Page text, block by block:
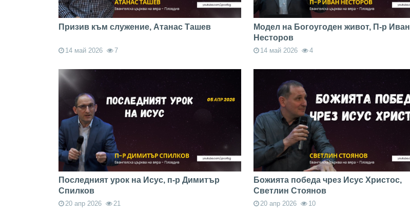
Призив към служение, Атанас Ташев
14 май 2026 7
Модел на Богоугоден живот, П-р Иван
Несторов
14 май 2026 4
Последният урок на Исус, п-р Димитър
Спилков
20 апр 2026 21
Божията победа чрез Исус Христос,
Светлин Стоянов
20 апр 2026 10